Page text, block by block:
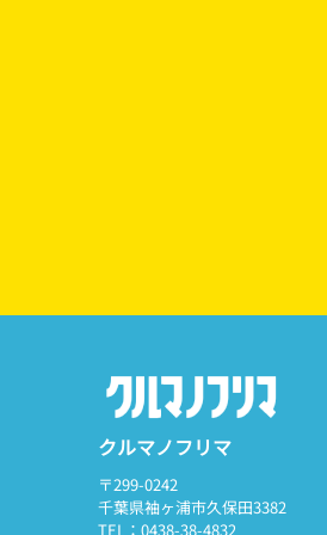
クルマノフリマ
〒299-0242
千葉県袖ヶ浦市久保田3382
TEL：0438-38-4832